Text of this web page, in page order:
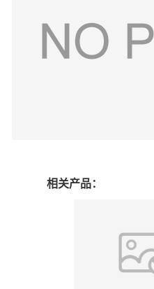
相关产品：